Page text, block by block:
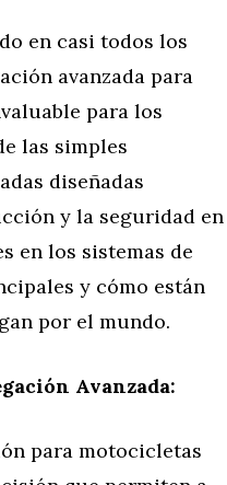
en casi todos los
avanzada para
para los
las simples
diseñadas
y la seguridad en
en los sistemas de
y cómo están
por el mundo.
Avanzada:
para motocicletas